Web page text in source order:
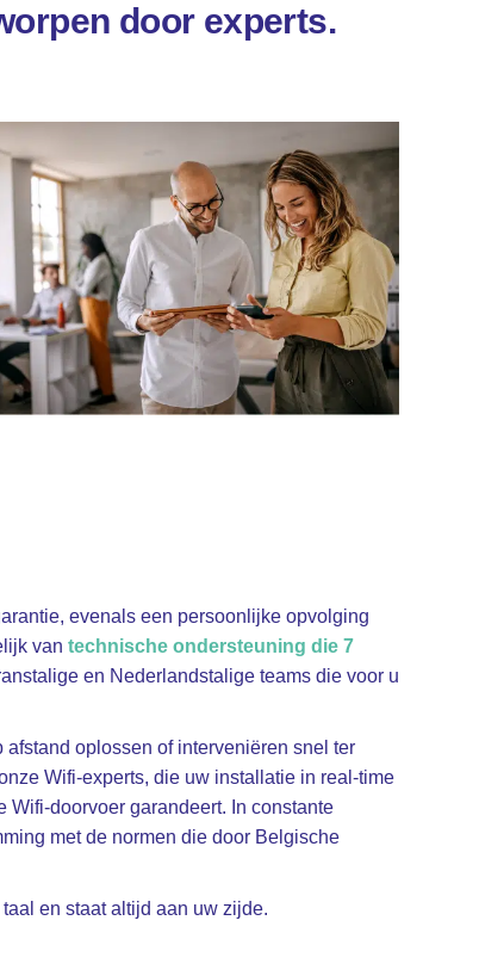
door experts.
evenals een persoonlijke opvolging
van technische ondersteuning die 7
en Nederlandstalige teams die voor u
oplossen of interveniëren snel ter
Wifi-experts, die uw installatie in real-time
Wifi-doorvoer garandeert. In constante
met de normen die door Belgische
en staat altijd aan uw zijde.